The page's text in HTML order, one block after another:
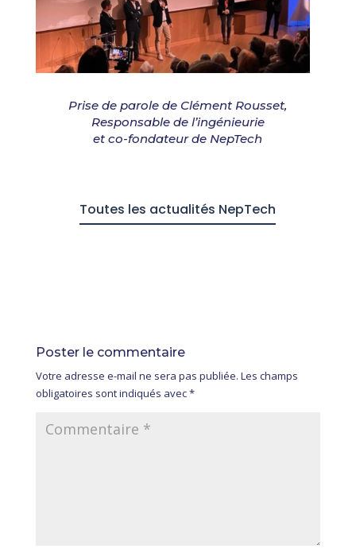
Prise de parole de Clément Rousset,
Responsable de l’ingénieurie
et co-fondateur de NepTech
Toutes les actualités NepTech
Poster le commentaire
Votre adresse e-mail ne sera pas publiée. Les champs
obligatoires sont indiqués avec*